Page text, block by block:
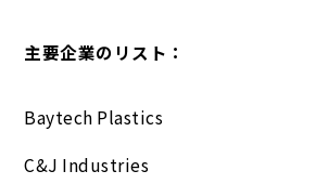
主要企業のリスト：
Baytech Plastics
C&J Industries